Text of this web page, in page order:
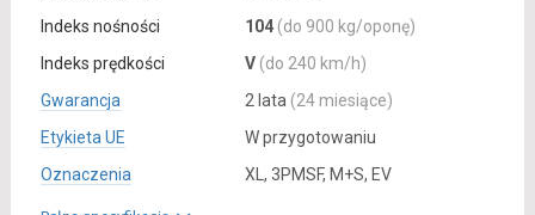
Indeks nośności
104 (do 900 kg/oponę)
Indeks prędkości
V (do 240 km/h)
Gwarancja
2 lata (24 miesiące)
Etykieta UE
W przygotowaniu
Oznaczenia
XL, 3PMSF, M+S, EV